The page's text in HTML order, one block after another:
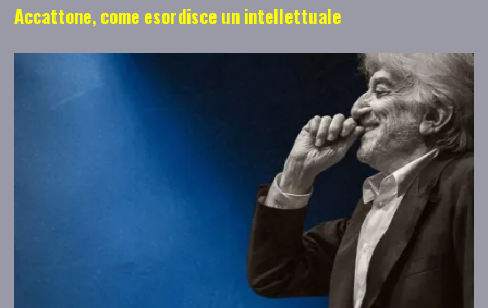
Accattone, come esordisce un intellettuale